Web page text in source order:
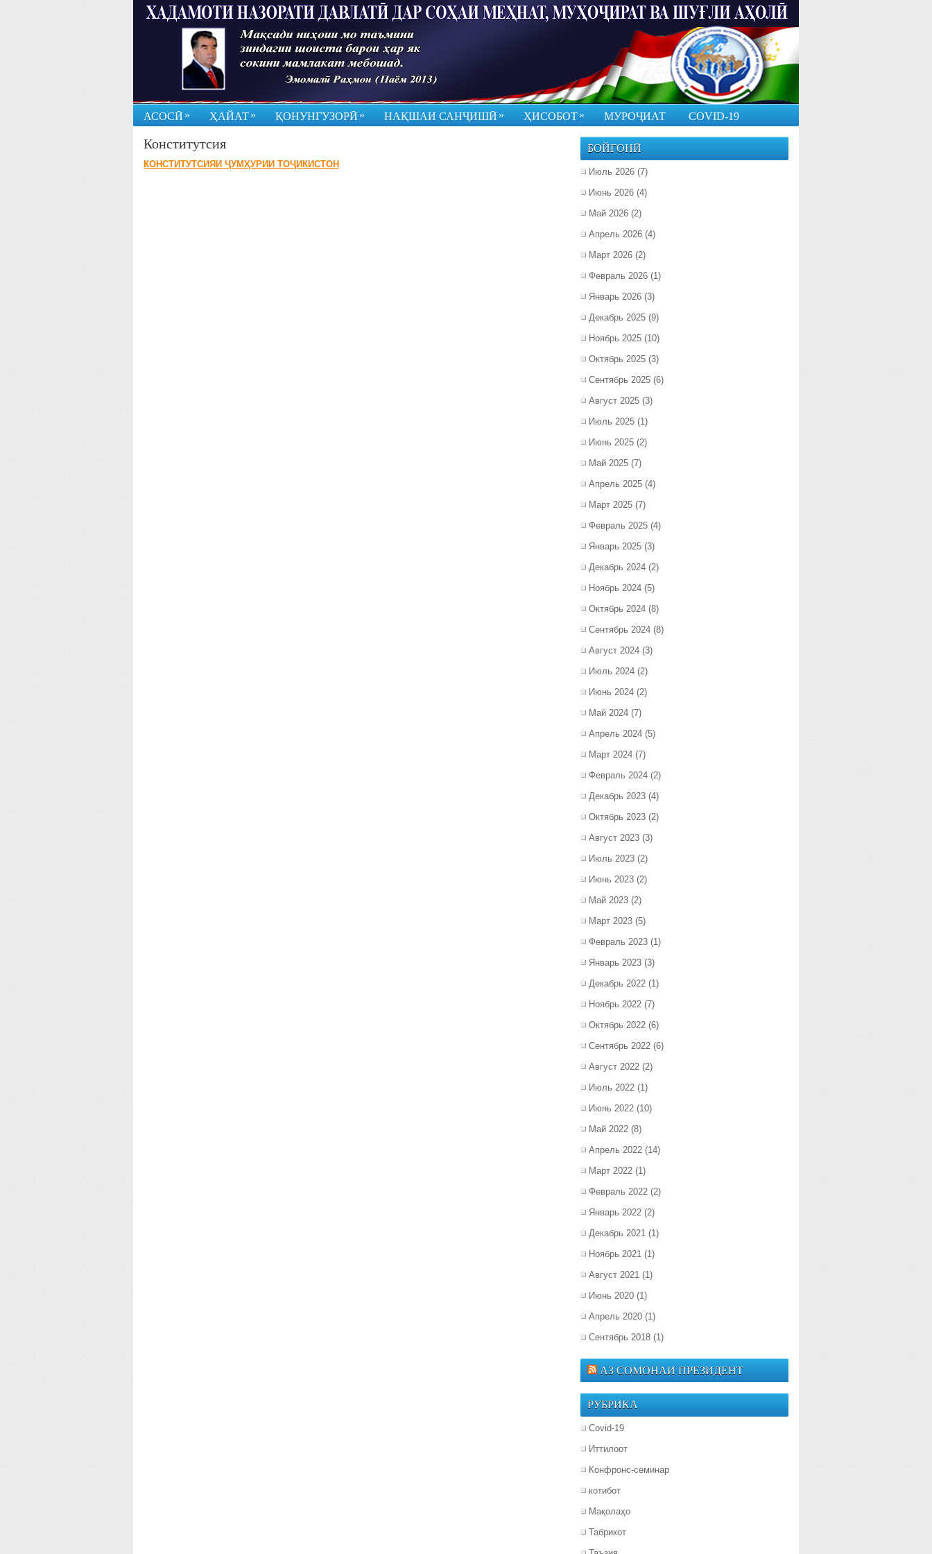
АСОСӢ » ҲАЙАТ» ҚОНУНГУЗОРӢ » НАҚШАИ САНҶИШӢ » ҲИСОБОТ» МУРОҶИАТ COVID-19
Конститутсия
КОНСТИТУТСИЯИ ҶУМҲУРИИ ТОҶИКИСТОН
БОЙГОНӢ
Июль 2026 (7)
Июнь 2026 (4)
Май 2026 (2)
Апрель 2026 (4)
Март 2026 (2)
Февраль 2026 (1)
Январь 2026 (3)
Декабрь 2025 (9)
Ноябрь 2025 (10)
Октябрь 2025 (3)
Сентябрь 2025 (6)
Август 2025 (3)
Июль 2025 (1)
Июнь 2025 (2)
Май 2025 (7)
Апрель 2025 (4)
Март 2025 (7)
Февраль 2025 (4)
Январь 2025 (3)
Декабрь 2024 (2)
Ноябрь 2024 (5)
Октябрь 2024 (8)
Сентябрь 2024 (8)
Август 2024 (3)
Июль 2024 (2)
Июнь 2024 (2)
Май 2024 (7)
Апрель 2024 (5)
Март 2024 (7)
Февраль 2024 (2)
Декабрь 2023 (4)
Октябрь 2023 (2)
Август 2023 (3)
Июль 2023 (2)
Июнь 2023 (2)
Май 2023 (2)
Март 2023 (5)
Февраль 2023 (1)
Январь 2023 (3)
Декабрь 2022 (1)
Ноябрь 2022 (7)
Октябрь 2022 (6)
Сентябрь 2022 (6)
Август 2022 (2)
Июль 2022 (1)
Июнь 2022 (10)
Май 2022 (8)
Апрель 2022 (14)
Март 2022 (1)
Февраль 2022 (2)
Январь 2022 (2)
Декабрь 2021 (1)
Ноябрь 2021 (1)
Август 2021 (1)
Июнь 2020 (1)
Апрель 2020 (1)
Сентябрь 2018 (1)
АЗ СОМОНАИ ПРЕЗИДЕНТ
РУБРИКА
Covid-19
Иттилоот
Конфронс-семинар
котибот
Мақолаҳо
Табрикот